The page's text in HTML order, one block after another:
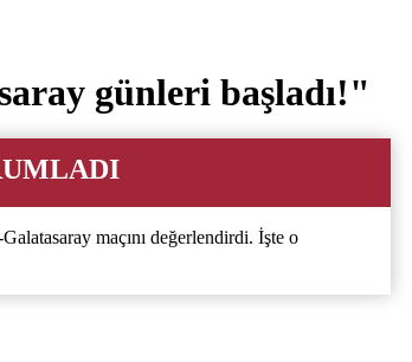
günleri başladı!"
maçını değerlendirdi. İşte o